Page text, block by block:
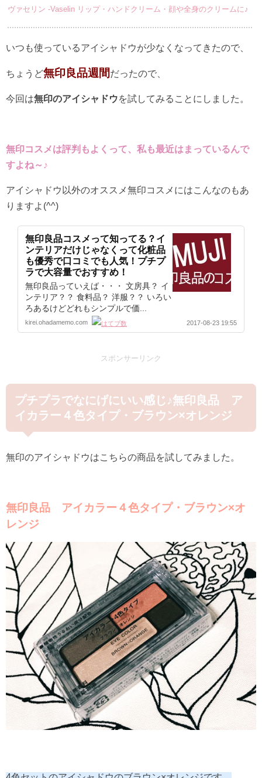
ヴァセリン -Vaselin リップ・ハンドクリーム・顔や全身のクリームに♪
いつも使っているアイシャドウが少なくなってきたので、
ちょうど無印良品週間だったので、
今回は無印のアイシャドウを試してみることにしました。
無印コスメは評判もよくって、私も最近はまっているんで
すよね～♪
アイシャドウ以外のオススメ無印コスメにはこんなのもあ
りますよ(^^)
無印良品コスメって知ってる？イ
ンテリアだけじゃなくって化粧品
も優秀で口コミでも人気！プチプ
ラで大容量でおすすめ！
無印良品っていえば・・・ 文房具？ イ
ンテリア？？ 食料品？ 洋服？？ いろい
ろあるけどどれもシンプルで価...
kirei.ohadamemo.com 2017-08-23 19:55
スポンサーリンク
プチプラでなにげにいい感じ♪無印良品 ア
イカラー４色タイプ・ブラウン×オレンジ
無印のアイシャドウはこちらの商品を試してみました。
無印良品 アイカラー４色タイプ・ブラウン×オ
レンジ